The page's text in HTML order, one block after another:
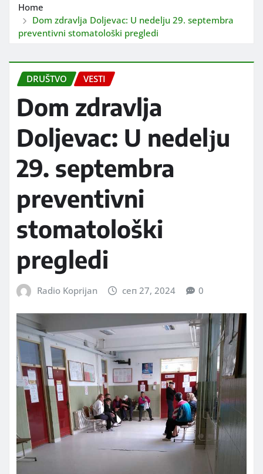
Home
Dom zdravlja Doljevac: U nedelјu 29. septembra
preventivni stomatološki pregledi
DRUŠTVO VESTI
Dom zdravlja
Doljevac: U nedelјu
29. septembra
preventivni
stomatološki
pregledi
Radio Koprijan сеп 27, 2024 0